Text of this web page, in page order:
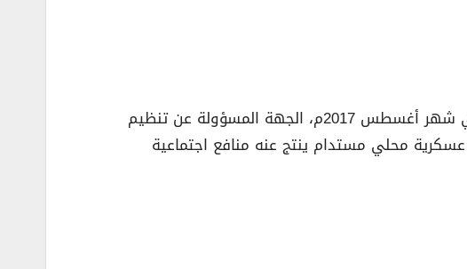
– تعدّ الهيئة العامة للصناعات العسكرية، والتي تأسست بموجب قرار مجلس الوزراء السعودي الصادر في شهر أغسطس 2017م، الجهة المسؤولة عن تنظيم
محلي مستدام ينتج عنه منافع اجتماعية